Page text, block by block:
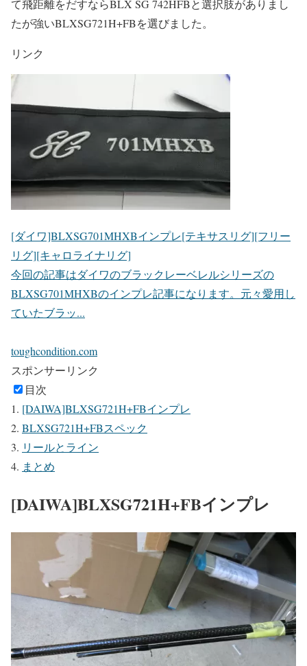
て飛距離をだすならBLX SG 742HFBと選択肢がありまし
たが強いBLXSG721H+FBを選びました。
リンク
[ダイワ]BLXSG701MHXBインプレ[テキサスリグ][フリー
リグ][キャロライナリグ]
今回の記事はダイワのブラックレーベレルシリーズの
BLXSG701MHXBのインプレ記事になります。元々愛用し
ていたブラッ...
toughcondition.com
スポンサーリンク
目次
[DAIWA]BLXSG721H+FBインプレ
BLXSG721H+FBスペック
リールとライン
まとめ
[DAIWA]BLXSG721H+FBインプレ